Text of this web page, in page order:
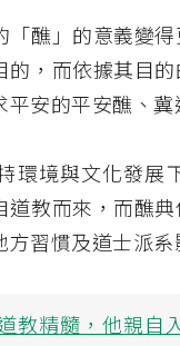
「醮」的意義變
，而依據其目
安的平安醮、
環境與文化發展
道教而來，而醮
習慣及道士派
教精髓，他親自